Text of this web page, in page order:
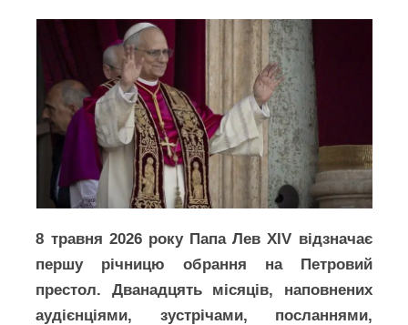
8 травня 2026 року Папа Лев XIV відзначає
першу річницю обрання на Петровий
престол. Дванадцять місяців, наповнених
аудієнціями, зустрічами, посланнями,